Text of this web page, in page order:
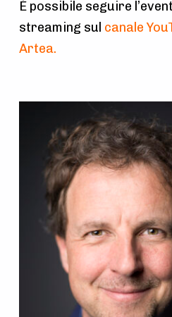
È possibile seguire
streaming sul canale
Artea.